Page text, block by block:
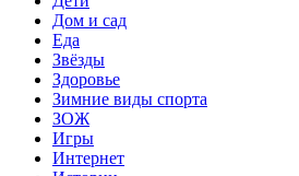
Дом и сад
Еда
Звёзды
Здоровье
Зимние виды спорта
ЗОЖ
Игры
Интернет